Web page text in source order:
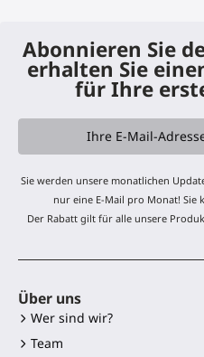
Abonnieren Sie
erhalten Sie
für Ihre
Sie werden unsere monatlichen
nur eine E-Mail pro Monat! Sie
Der Rabatt gilt für alle unsere
Über uns
Wer sind wir?
Team